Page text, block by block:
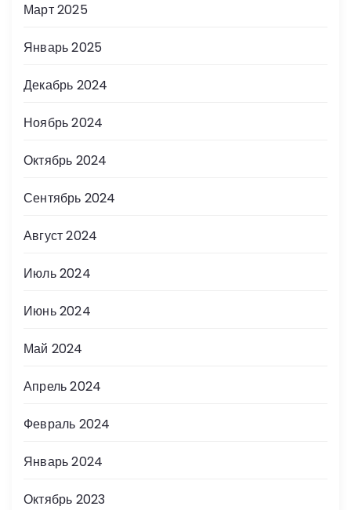
Март 2025
Январь 2025
Декабрь 2024
Ноябрь 2024
Октябрь 2024
Сентябрь 2024
Август 2024
Июль 2024
Июнь 2024
Май 2024
Апрель 2024
Февраль 2024
Январь 2024
Октябрь 2023